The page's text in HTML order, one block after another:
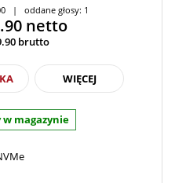
| oddane głosy: 1
netto
brutto
WIĘCEJ
w magazynie